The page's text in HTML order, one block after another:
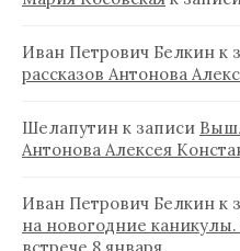
Иван Петрович Белкин к
рассказов Антонова
Шелапутин к записи
Антонова Алексея
Иван Петрович Белкин к
на новогодние
встрече 8 января